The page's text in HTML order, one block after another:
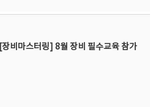
비마스터링] 8월 장비 필수교육 참가